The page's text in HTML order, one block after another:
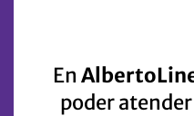
En
poder